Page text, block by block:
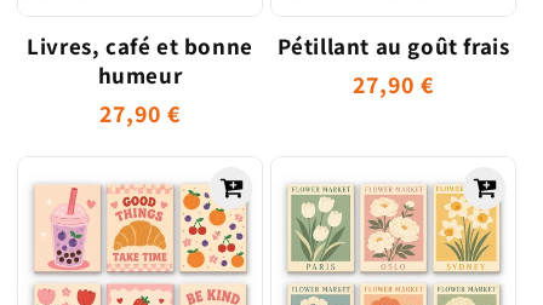
Livres, café et bonne
humeur
Prix
habituel
27,90 €
Pétillant au goût frais
Prix
27,90 €